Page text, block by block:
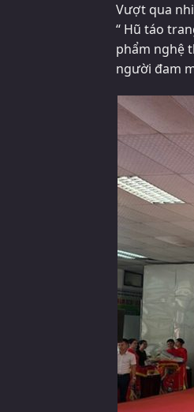
Vượt qua
“ Hũ táo
phẩm nghệ
người đam